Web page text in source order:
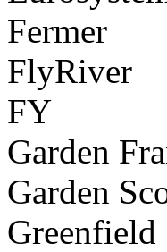
Fermer
FlyRiver
FY
Garden
Garden
Greenfield